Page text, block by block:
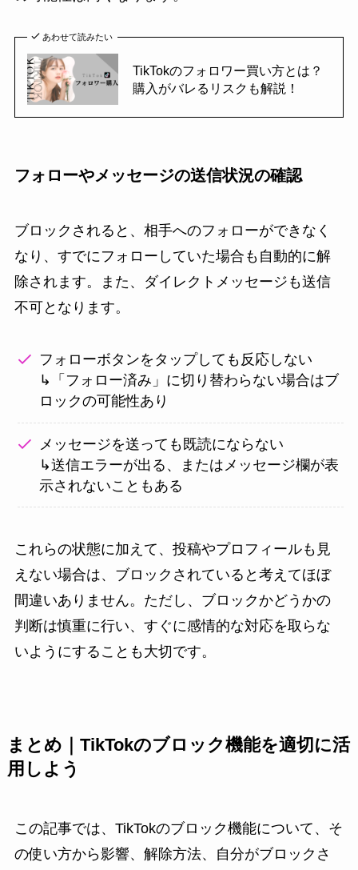
あわせて読みたい
TikTokのフォロワー買い方とは？
購入がバレるリスクも解説！
フォローやメッセージの送信状況の確認
ブロックされると、相手へのフォローができなく
なり、すでにフォローしていた場合も自動的に解
除されます。また、ダイレクトメッセージも送信
不可となります。
フォローボタンをタップしても反応しない
↳「フォロー済み」に切り替わらない場合はブ
ロックの可能性あり
メッセージを送っても既読にならない
↳送信エラーが出る、またはメッセージ欄が表
示されないこともある
これらの状態に加えて、投稿やプロフィールも見
えない場合は、ブロックされていると考えてほぼ
間違いありません。ただし、ブロックかどうかの
判断は慎重に行い、すぐに感情的な対応を取らな
いようにすることも大切です。
まとめ｜TikTokのブロック機能を適切に活
用しよう
この記事では、TikTokのブロック機能について、そ
の使い方から影響、解除方法、自分がブロックさ